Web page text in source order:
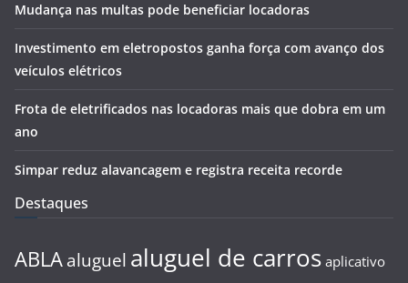
Mudança nas multas pode beneficiar locadoras
Investimento em eletropostos ganha força com avanço dos
veículos elétricos
Frota de eletrificados nas locadoras mais que dobra em um
ano
Simpar reduz alavancagem e registra receita recorde
Destaques
ABLA aluguel aluguel de carros aplicativo